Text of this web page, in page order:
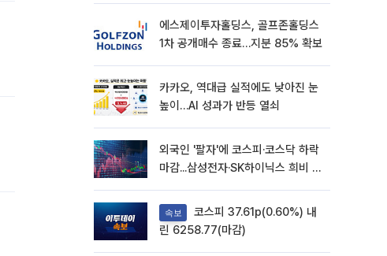
에스제이투자홀딩스, 골프존홀딩스
1차 공개매수 종료…지분 85% 확보
카카오, 역대급 실적에도 낮아진 눈
높이…AI 성과가 반등 열쇠
외국인 '팔자'에 코스피·코스닥 하락
마감...삼성전자·SK하이닉스 희비 갈
속보
린 6258.77(마감)